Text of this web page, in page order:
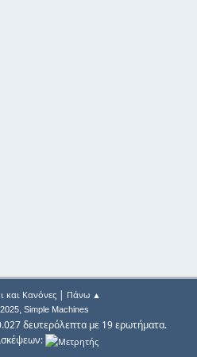
και Κανόνες| Πάνω ▲
, Simple Machines
δευτερόλεπτα με 19 ερωτήματα.